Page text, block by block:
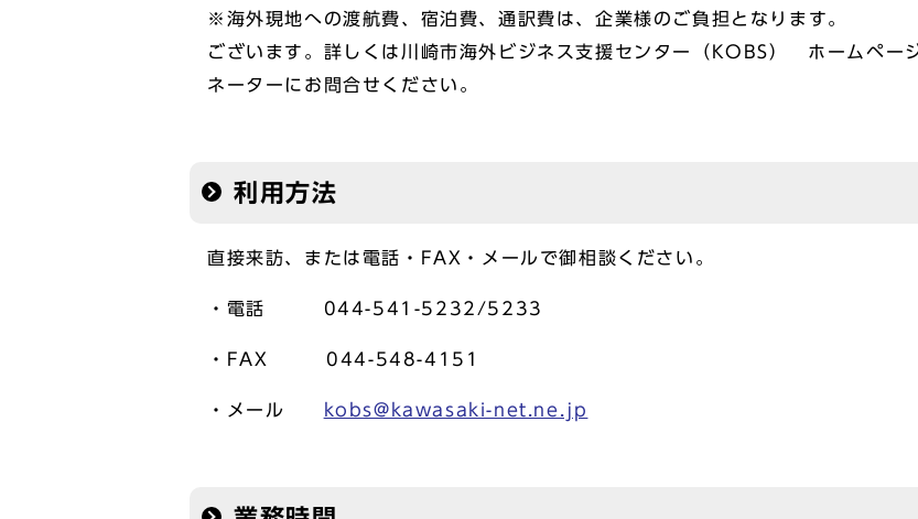
※海外現地への渡航費、宿泊費、通訳費は、企業様のご
ございます。詳しくは川崎市海外ビジネス支援センター（KOBS） ホームペー
ネーターにお問合せください。
利用方法
直接来訪、または電話・FAX・メールで御相談ください。
・電話 044-541-5232/5233
・FAX 044-548-4151
・メール kobs@kawasaki-net.ne.jp